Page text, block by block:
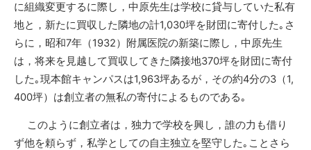
に組織変更するに際し，中原先生は学校に貸与していた私有
地と，新たに買収した隣地の計1,030坪を財団に寄付した｡さ
らに，昭和7年（1932）附属医院の新築に際し，中原先生
は，将来を見越して買収してきた隣接地370坪を財団に寄付
した｡現本館キャンパスは1,963坪あるが，その約4分の3 （1,
400坪）は創立者の無私の寄付によるものである｡
このように創立者は，独力で学校を興し，誰の力も借り
ず他を頼らず，私学としての自主独立を堅守した｡ことさら